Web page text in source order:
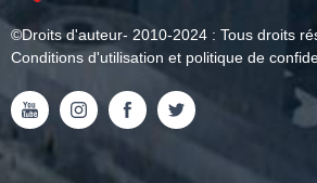
©Droits d'auteur- 2010-2024 : Tous droits
Conditions d'utilisation et politique de